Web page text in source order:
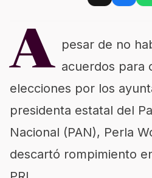
A pesar de no
acuerdos para
elecciones por los
presidenta estatal del
Nacional (PAN), Perla
descartó rompimiento